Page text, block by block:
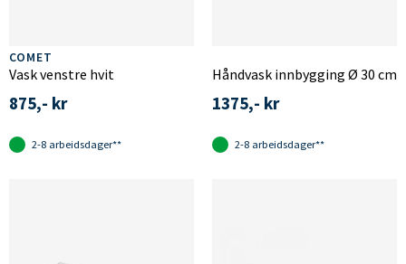
COMET
Vask venstre hvit
875,- kr
2-8 arbeidsdager**
Håndvask innbygging Ø 30 cm
1375,- kr
2-8 arbeidsdager**